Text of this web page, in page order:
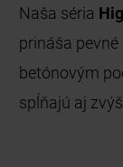
Naša séria
prináša
betónovým
spĺňajú aj